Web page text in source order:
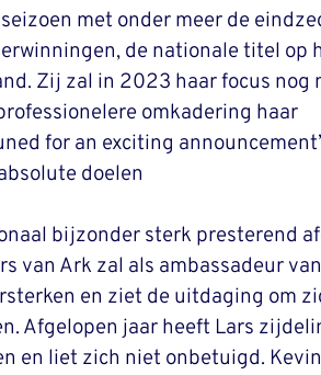
met onder meer de
de nationale titel op
Zij zal in 2023 haar focus nog
omkadering haar
for an exciting
doelen
bijzonder sterk presterend
van Ark zal als ambassadeur
en ziet de uitdaging om
Afgelopen jaar heeft Lars
en liet zich niet onbetuigd.